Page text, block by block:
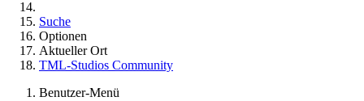
Suche
Optionen
Aktueller Ort
TML-Studios Community
Benutzer-Menü